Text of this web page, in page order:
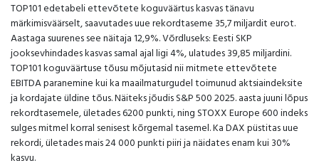
TOP101 edetabeli ettevõtete koguväärtus kasvas tänavu
märkimisväärselt, saavutades uue rekordtaseme 35,7 miljardit eurot.
Aastaga suurenes see näitaja 12,9%. Võrdluseks: Eesti SKP
jooksevhindades kasvas samal ajal ligi 4%, ulatudes 39,85 miljardini.
TOP101 koguväärtuse tõusu mõjutasid nii mitmete ettevõtete
EBITDA paranemine kui ka maailmaturgudel toimunud aktsiaindeksite
ja kordajate üldine tõus. Näiteks jõudis S&P 500 2025. aasta juuni lõpus
rekordtasemele, ületades 6200 punkti, ning STOXX Europe 600 indeks
sulges mitmel korral senisest kõrgemal tasemel. Ka DAX püstitas uue
rekordi, ületades mais 24 000 punkti piiri ja näidates enam kui 30%
kasvu.